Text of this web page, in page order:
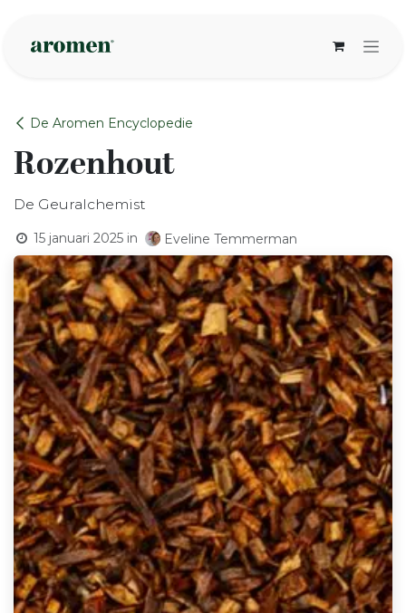
De Aromen Encyclopedie
Rozenhout
De Geuralchemist
15 januari 2025 in Eveline Temmerman